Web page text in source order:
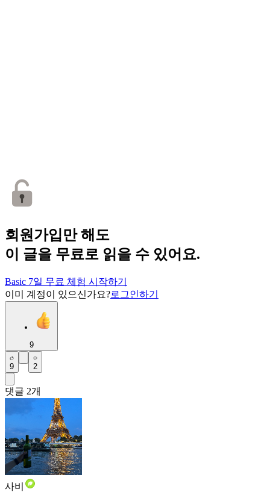
회원가입만 해도
이 글을 무료로 읽을 수 있어요.
Basic 7일 무료 체험 시작하기
이미 계정이 있으신가요?로그인하기
9
9 2
댓글 2개
사비